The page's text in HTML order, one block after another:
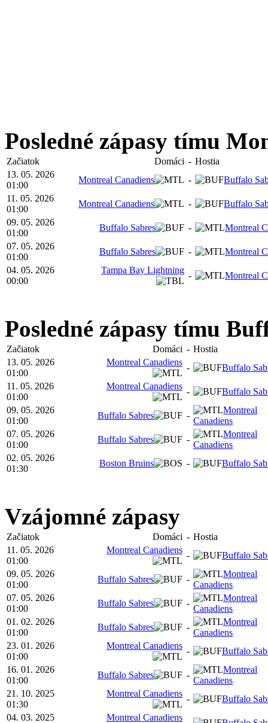
Posledné zápasy tímu
Začiatok Domáci - Hostia
13. 05. 2026
01:00
Montreal Canadiens -
Buffalo
11. 05. 2026
01:00
Montreal Canadiens -
Buffalo
09. 05. 2026
01:00
Buffalo Sabres -
Montreal
07. 05. 2026
01:00
Buffalo Sabres -
Montreal
04. 05. 2026
00:00
Tampa Bay Lightning
- Montreal
Posledné zápasy tímu
Začiatok Domáci - Hostia
13. 05. 2026
01:00
Montreal Canadiens
-
Buffalo
11. 05. 2026
01:00
Montreal Canadiens
-
Buffalo
09. 05. 2026
01:00
Buffalo Sabres -
Montreal
Canadiens
07. 05. 2026
01:00
Buffalo Sabres -
Montreal
Canadiens
02. 05. 2026
01:30
Boston Bruins - Buffalo
Vzájomné zápasy
Začiatok Domáci - Hostia
11. 05. 2026
01:00
Montreal Canadiens
-
Buffalo
09. 05. 2026
01:00
Buffalo Sabres -
Montreal
Canadiens
07. 05. 2026
01:00
Buffalo Sabres -
Montreal
Canadiens
01. 02. 2026
01:00
Buffalo Sabres -
Montreal
Canadiens
23. 01. 2026
01:00
Montreal Canadiens
-
Buffalo
16. 01. 2026
01:00
Buffalo Sabres -
Montreal
Canadiens
21. 10. 2025
01:30
Montreal Canadiens
-
Buffalo
04. 03. 2025
Montreal Canadiens